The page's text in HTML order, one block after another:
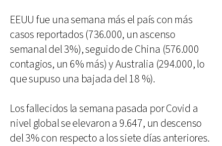
EEUU fue una semana más el país con más
casos reportados (736.000, un ascenso
semanal del 3%), seguido de China (576.000
contagios, un 6% más) y Australia (294.000, lo
que supuso una bajada del 18 %).
Los fallecidos la semana pasada por Covid a
nivel global se elevaron a 9.647, un descenso
del 3% con respecto a los siete días anteriores.